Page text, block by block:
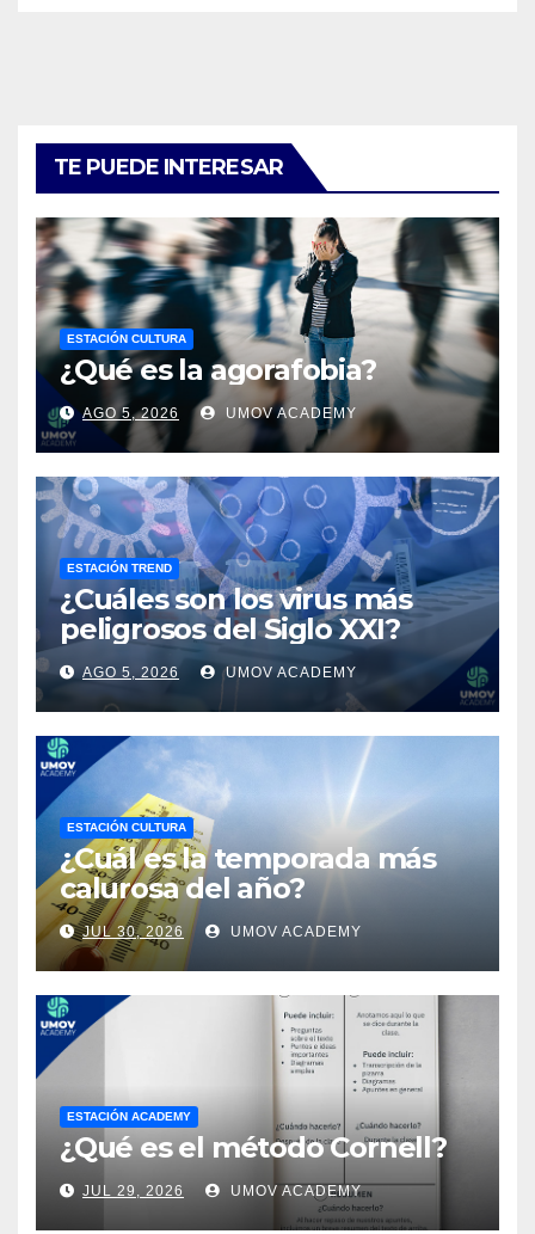
TE PUEDE INTERESAR
ESTACIÓN CULTURA
¿Qué es la agorafobia?
AGO 5, 2026 UMOV ACADEMY
ESTACIÓN TREND
¿Cuáles son los virus más
peligrosos del Siglo XXI?
AGO 5, 2026 UMOV ACADEMY
ESTACIÓN CULTURA
¿Cuál es la temporada más
calurosa del año?
JUL 30, 2026 UMOV ACADEMY
ESTACIÓN ACADEMY
¿Qué es el método Cornell?
JUL 29, 2026 UMOV ACADEMY